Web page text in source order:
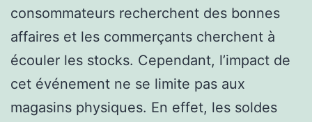
consommateurs recherchent des bonnes
affaires et les commerçants cherchent à
écouler les stocks. Cependant, l’impact de
cet événement ne se limite pas aux
magasins physiques. En effet, les soldes